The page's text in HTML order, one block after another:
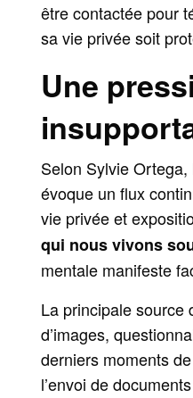
être contactée pour
sa vie privée soit
Une
Selon Sylvie
évoque un flux
vie privée et
qui nous vivons
mentale manifeste
La principale source
d’images,
derniers moments
l’envoi de